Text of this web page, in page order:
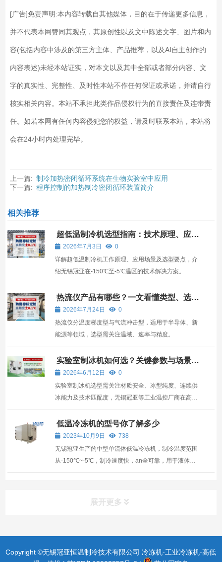
[广告]免责声明:本内容转载自其他媒体，目的在于传递更多信息，
并不代表本网赞同其观点，其原创性以及文中陈述文字、图片和内
容(包括内容中涉及的第三方主体、产品推荐，以及AI自主创作的
内容表述)未经本站证实，对本文以及其中全部或者部分内容、文
字的真实性、完整性、及时性本站不作任何保证或承诺，并请自行
核实相关内容。本站不承担此类作品侵权行为的直接责任及连带责
任。如若本网有任何内容侵犯您的权益，请及时联系本站，本站将
会在24小时内处理完毕。
上一篇: 制冷加热密闭循环系统在生物实验室中应用
下一篇: 程序控制的加热制冷密闭循环装置简介
相关推荐
超低温制冷机选型指南：技术原理、应用
场景与无锡冠亚解决方案
2026年7月3日
0
详解超低温制冷机工作原理、应用场景及选型要点，介
绍无锡冠亚在-150℃至-5℃温区的技术解决方案。
热流仪产品有哪些？一文看懂类型、选型
与行业应用
2026年7月24日
0
热流仪分温度梯度型与气流冲击型，适用于半导体、新
能源等领域，选型需关注温域、速率与精度。
实验室制冰机如何选？关键参数与场景匹
配指南
2026年6月12日
0
实验室制冰机选型需关注材质安全、冰型纯度、连续供
冰能力及技术匹配度，无锡冠亚等工业温控厂商在高稳
定性场景具优势。
低温冷冻机的型号你了解多少
2023年10月9日
738
无锡冠亚生产的中型单流体低温冷冻机，制冷温度范围
从-150℃~-5℃，制冷速度快，an全可靠，用于液体快
速制冷，广泛应用于石化，医疗，制药，生化，冻干等
术，制冷速度快，制冷温...
展开更多
Copyright ©无锡冠亚恒温制冷技术有限公司 冷冻机-工业冷冻机-高低